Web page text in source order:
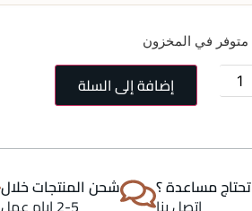
إضافة إلى السلة
تحتاج مساعدة ؟ شحن المنتجات خلال